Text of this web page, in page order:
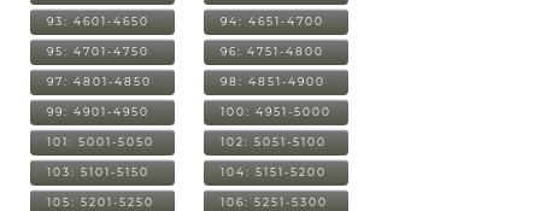
93: 4601-4650 94: 4651-4700
95: 4701-4750 96: 4751-4800
97: 4801-4850 98: 4851-4900
99: 4901-4950 100: 4951-5000
101: 5001-5050 102: 5051-5100
103: 5101-5150 104: 5151-5200
105: 5201-5250 106: 5251-5300